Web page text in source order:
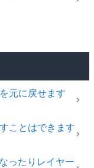
元に戻せます
ことはできます
ったりレイヤー